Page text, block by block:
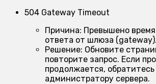
504 Gateway Timeout
Причина: Превышено
ответа от шлюза (gateway).
Решение: Обновите
повторите запрос. Если
продолжается, обратитесь
администратору сервера.